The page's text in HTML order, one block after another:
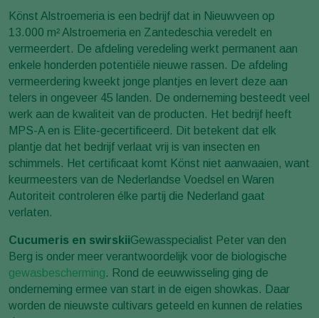
Könst Alstroemeria is een bedrijf dat in Nieuwveen op
13.000 m² Alstroemeria en Zantedeschia veredelt en
vermeerdert. De afdeling veredeling werkt permanent aan
enkele honderden potentiële nieuwe rassen. De afdeling
vermeerdering kweekt jonge plantjes en levert deze aan
telers in ongeveer 45 landen. De onderneming besteedt veel
werk aan de kwaliteit van de producten. Het bedrijf heeft
MPS-A en is Elite-gecertificeerd. Dit betekent dat elk
plantje dat het bedrijf verlaat vrij is van insecten en
schimmels. Het certificaat komt Könst niet aanwaaien, want
keurmeesters van de Nederlandse Voedsel en Waren
Autoriteit controleren élke partij die Nederland gaat
verlaten.
Cucumeris en swirskiiGewasspecialist Peter van den
Berg is onder meer verantwoordelijk voor de biologische
gewasbescherming. Rond de eeuwwisseling ging de
onderneming ermee van start in de eigen showkas. Daar
worden de nieuwste cultivars geteeld en kunnen de relaties